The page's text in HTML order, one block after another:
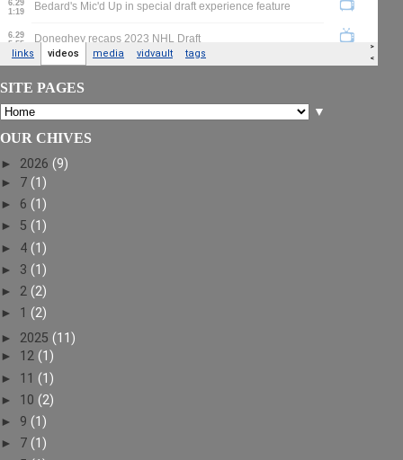
SITE PAGES
▼
OUR CHIVES
► 2026 (9)
► 7 (1)
► 6 (1)
► 5 (1)
► 4 (1)
► 3 (1)
► 2 (2)
► 1 (2)
► 2025 (11)
► 12 (1)
► 11 (1)
► 10 (2)
► 9 (1)
► 7 (1)